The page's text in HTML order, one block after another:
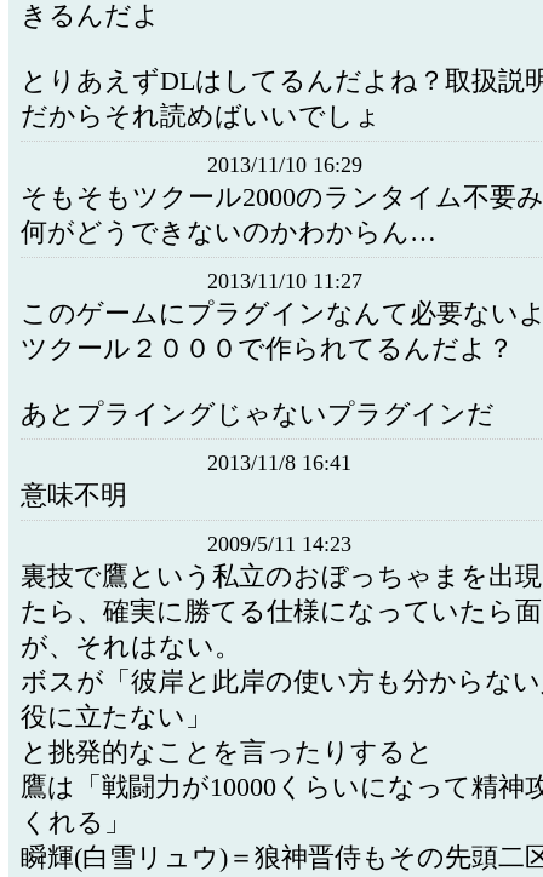
きるんだよ
とりあえずDLはしてるんだよね？取扱説
だからそれ読めばいいでしょ
2013/11/10 16:29
そもそもツクール2000のランタイム不要
何がどうできないのかわからん…
2013/11/10 11:27
このゲームにプラグインなんて必要ない
ツクール２０００で作られてるんだよ？
あとプライングじゃないプラグインだ
2013/11/8 16:41
意味不明
2009/5/11 14:23
裏技で鷹という私立のおぼっちゃまを出
たら、確実に勝てる仕様になっていたら
が、それはない。
ボスが「彼岸と此岸の使い方も分からな
役に立たない」
と挑発的なことを言ったりすると
鷹は「戦闘力が10000くらいになって精神
くれる」
瞬輝(白雪リュウ)＝狼神晋侍もその先頭二